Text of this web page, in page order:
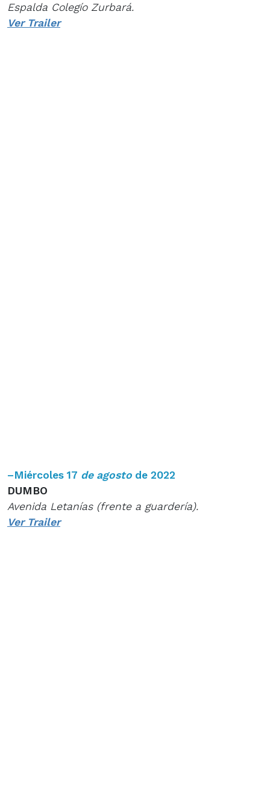
Espalda Colegío Zurbará.
Ver Trailer
–Miércoles 17 de agosto de 2022
DUMBO
Avenida Letanías (frente a guardería).
Ver Trailer